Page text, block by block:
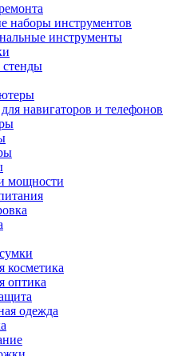
наборы инструментов
инструменты
навигаторов и телефонов
мощности
косметика
оптика
одежда